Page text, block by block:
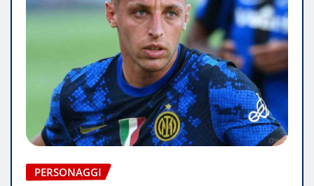
PERSONAGGI